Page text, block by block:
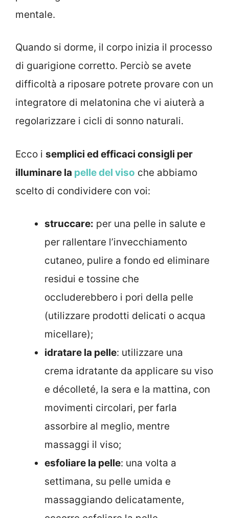
mentale.
Quando si dorme, il corpo inizia il processo
di guarigione corretto. Perciò se avete
difficoltà a riposare potrete provare con un
integratore di melatonina che vi aiuterà a
regolarizzare i cicli di sonno naturali.
Ecco i semplici ed efficaci consigli per
illuminare la pelle del viso che abbiamo
scelto di condividere con voi:
struccare: per una pelle in salute e
per rallentare l’invecchiamento
cutaneo, pulire a fondo ed eliminare
residui e tossine che
occluderebbero i pori della pelle
(utilizzare prodotti delicati o acqua
micellare);
idratare la pelle: utilizzare una
crema idratante da applicare su viso
e décolleté, la sera e la mattina, con
movimenti circolari, per farla
assorbire al meglio, mentre
massaggi il viso;
esfoliare la pelle: una volta a
settimana, su pelle umida e
massaggiando delicatamente,